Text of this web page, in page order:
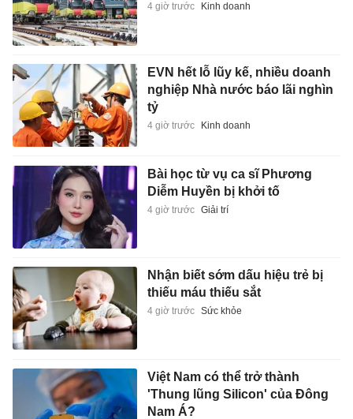
4 giờ trước Kinh doanh
EVN hết lỗ lũy kế, nhiều doanh
nghiệp Nhà nước báo lãi nghìn
tỷ
4 giờ trước Kinh doanh
Bài học từ vụ ca sĩ Phương
Diễm Huyền bị khởi tố
4 giờ trước Giải trí
Nhận biết sớm dấu hiệu trẻ bị
thiếu máu thiếu sắt
4 giờ trước Sức khỏe
Việt Nam có thể trở thành
'Thung lũng Silicon' của Đông
Nam Á?